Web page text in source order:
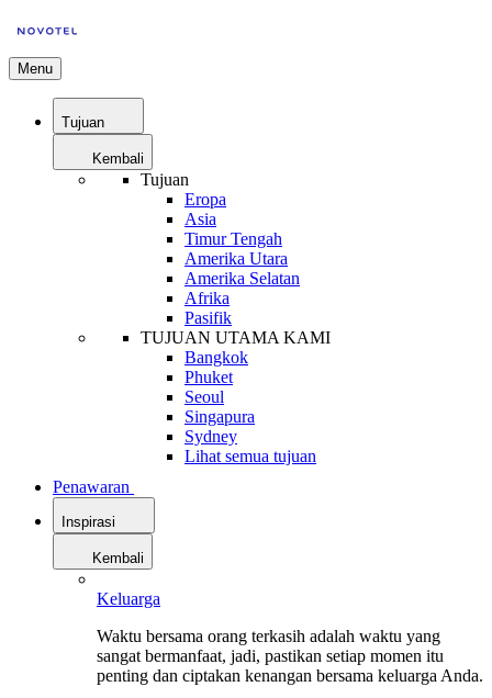
Menu
Tujuan
Kembali
Tujuan
Eropa
Asia
Timur Tengah
Amerika Utara
Amerika Selatan
Afrika
Pasifik
TUJUAN UTAMA KAMI
Bangkok
Phuket
Seoul
Singapura
Sydney
Lihat semua tujuan
Penawaran
Inspirasi
Kembali
Keluarga
Waktu bersama orang terkasih adalah waktu yang
sangat bermanfaat, jadi, pastikan setiap momen itu
penting dan ciptakan kenangan bersama keluarga Anda.